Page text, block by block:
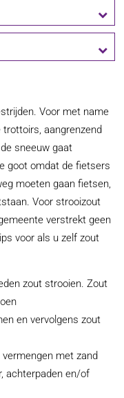
Voor met name
aangrenzend
sneeuw gaat
goot omdat de fietsers
moeten gaan fietsen,
Voor strooizout
verstrekt geen
voor als u zelf zout
zout strooien. Zout
en vervolgens zout
met zand
achterpaden en/of